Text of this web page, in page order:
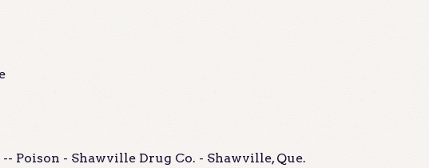
Poison - Shawville Drug Co. - Shawville, Que.